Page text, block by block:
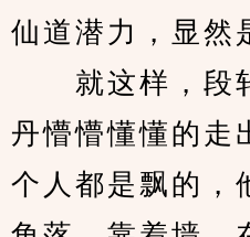
仙道潜力，显然
就这样，段
丹懵懵懂懂的走
个人都是飘的，